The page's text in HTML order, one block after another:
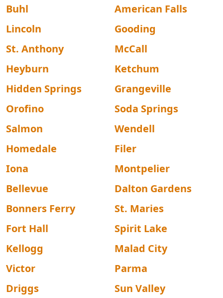
Buhl
American Falls
Lincoln
Gooding
St. Anthony
McCall
Heyburn
Ketchum
Hidden Springs
Grangeville
Orofino
Soda Springs
Salmon
Wendell
Homedale
Filer
Iona
Montpelier
Bellevue
Dalton Gardens
Bonners Ferry
St. Maries
Fort Hall
Spirit Lake
Kellogg
Malad City
Victor
Parma
Driggs
Sun Valley